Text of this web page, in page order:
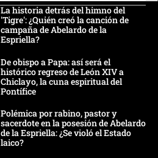
La historia detrás del himno del
'Tigre': ¿Quién creó la canción de
campaña de Abelardo de la
Espriella?
De obispo a Papa: así será el
histórico regreso de León XIV a
Chiclayo, la cuna espiritual del
Pontífice
Polémica por rabino, pastor y
sacerdote en la posesión de Abelardo
de la Espriella: ¿Se violó el Estado
laico?